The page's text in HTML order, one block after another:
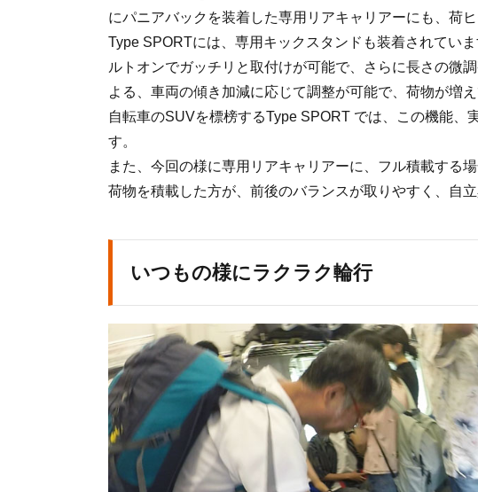
輪行
キャ
ンプ
場に
1.4.
か
濡れ
たテ
ント
を撤
収
にパニアバックを装着した専用リアキャリアーにも、荷
Type SPORTには、専用キックスタンドも装着されてい
ルトオンでガッチリと取付けが可能で、さらに長さの微
よる、車両の傾き加減に応じて調整が可能で、荷物が増
自転車のSUVを標榜するType SPORT では、この機能、
す。
また、今回の様に専用リアキャリアーに、フル積載する
荷物を積載した方が、前後のバランスが取りやすく、自立
いつもの様にラクラク輪行